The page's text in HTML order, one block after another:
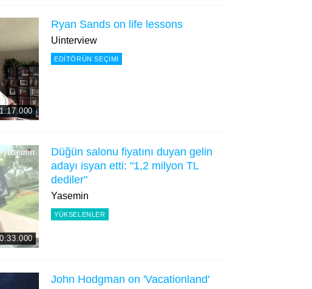
Ryan Sands on life lessons
Uinterview
EDITÖRÜN SEÇIMI
Düğün salonu fiyatını duyan gelin
adayı isyan etti: "1,2 milyon TL
dediler"
Yasemin
YÜKSELENLER
John Hodgman on 'Vacationland'